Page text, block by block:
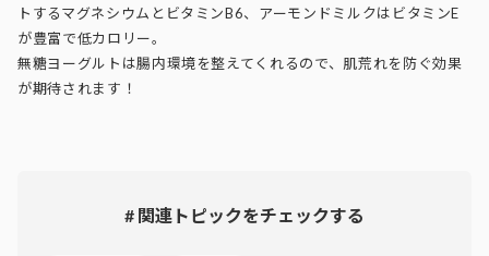
トするマグネシウムとビタミンB6、アーモンドミルクはビタミンE
が豊富で低カロリー。
無糖ヨーグルトは腸内環境を整えてくれるので、肌荒れを防ぐ効果
が期待されます！
# 関連トピックをチェックする